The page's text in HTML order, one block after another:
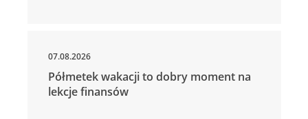
07.08.2026
Półmetek wakacji to dobry moment na
lekcje finansów